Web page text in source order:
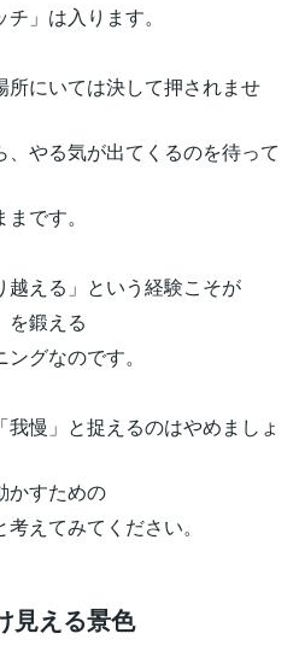
」は入ります。
所にいては決して押されませ
やる気が出てくるのを待って
です。
越える」という経験こそが
を鍛える
グなのです。
慢」と捉えるのはやめましょ
かすための
えてみてください。
見える景色